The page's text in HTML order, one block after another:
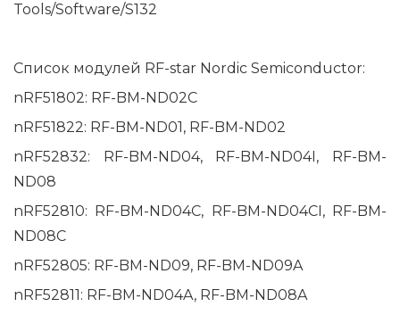
Tools/Software/S132
Список модулей RF-star Nordic Semiconductor:
nRF51802: RF-BM-ND02C
nRF51822: RF-BM-ND01, RF-BM-ND02
nRF52832: RF-BM-ND04, RF-BM-ND04I, RF-BM-
ND08
nRF52810: RF-BM-ND04C, RF-BM-ND04CI, RF-BM-
ND08C
nRF52805: RF-BM-ND09, RF-BM-ND09A
nRF52811: RF-BM-ND04A, RF-BM-ND08A